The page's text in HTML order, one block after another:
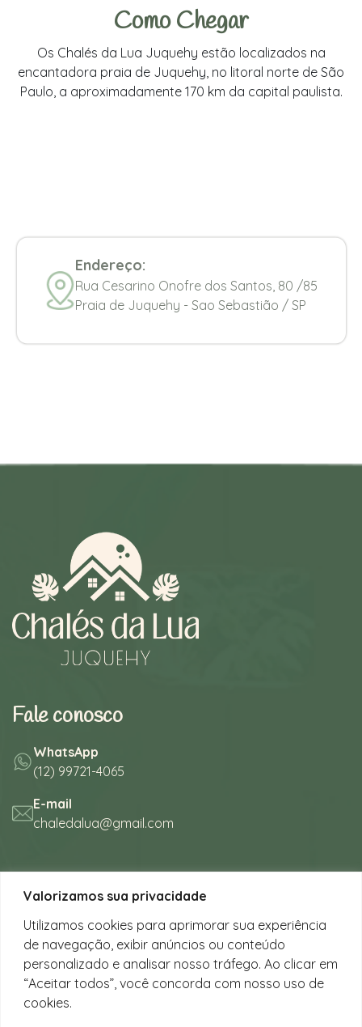
Valorizamos sua privacidade
Utilizamos cookies para aprimorar sua experiência
de navegação, exibir anúncios ou conteúdo
personalizado e analisar nosso tráfego. Ao clicar em
“Aceitar todos”, você concorda com nosso uso de
cookies.
Como Chegar
Os Chalés da Lua Juquehy estão localizados na
encantadora praia de Juquehy, no litoral norte de São
Paulo, a aproximadamente 170 km da capital paulista.
Endereço:
Rua Cesarino Onofre dos Santos, 80 /85
Praia de Juquehy - Sao Sebastião / SP
Fale conosco
WhatsApp
(12) 99721-4065
E-mail
chaledalua@gmail.com
Seu refúgio em meio à natureza
na bela praia de Juquehy.
Instagram
@chalesdaluajuquehy